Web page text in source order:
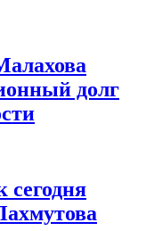
долг
сегодня